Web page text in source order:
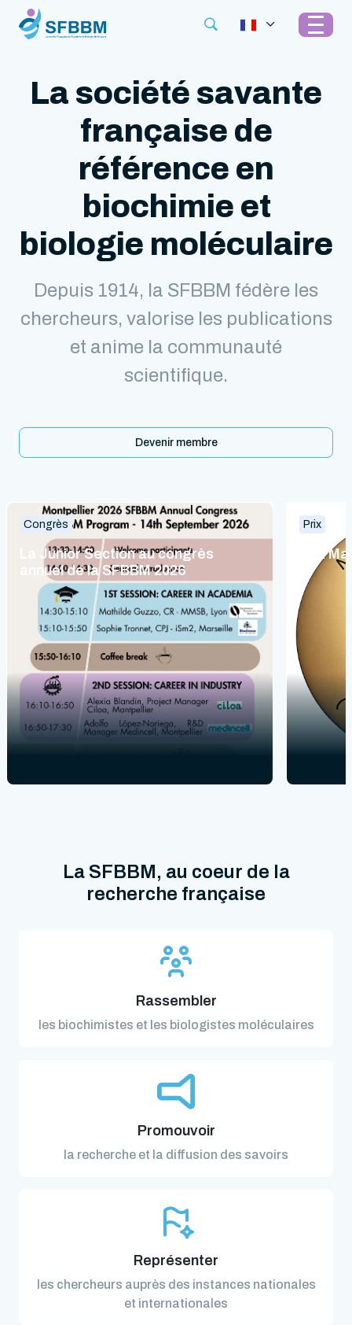
La société savante
française de
référence en
biochimie et
biologie moléculaire
Depuis 1914, la SFBBM fédère les
chercheurs, valorise les publications
et anime la communauté
scientifique.
Devenir membre
Congrès
La Junior Section au congrès
annuel de la SFBBM 2026
Prix
Prix
La SFBBM, au coeur de la
recherche française
Rassembler
les biochimistes et les biologistes moléculaires
Promouvoir
la recherche et la diffusion des savoirs
Représenter
les chercheurs auprès des instances nationales
et internationales